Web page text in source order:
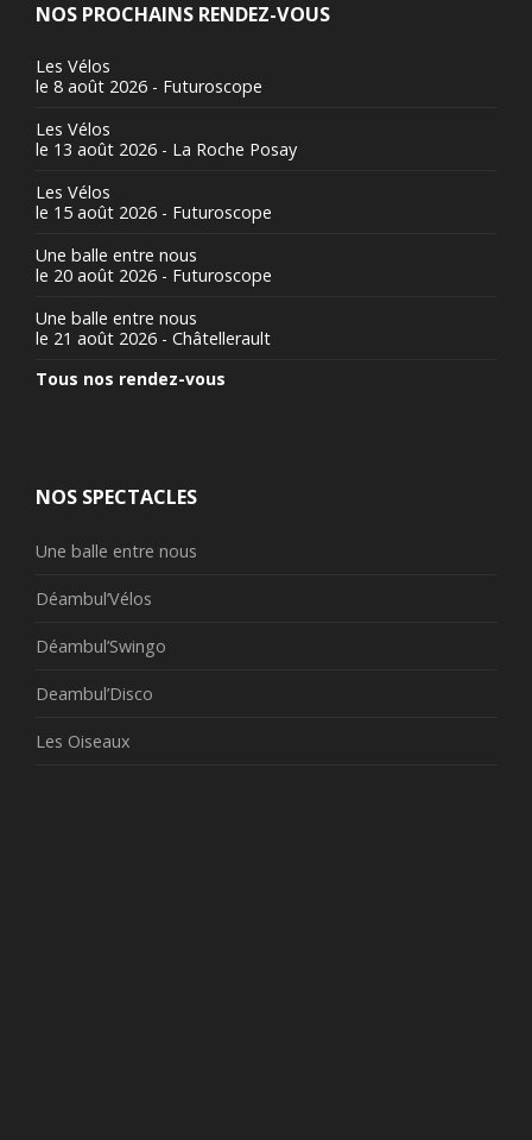
NOS PROCHAINS RENDEZ-VOUS
Les Vélos
le 8 août 2026 - Futuroscope
Les Vélos
le 13 août 2026 - La Roche Posay
Les Vélos
le 15 août 2026 - Futuroscope
Une balle entre nous
le 20 août 2026 - Futuroscope
Une balle entre nous
le 21 août 2026 - Châtellerault
Tous nos rendez-vous
NOS SPECTACLES
Une balle entre nous
Déambul’Vélos
Déambul’Swingo
Deambul’Disco
Les Oiseaux